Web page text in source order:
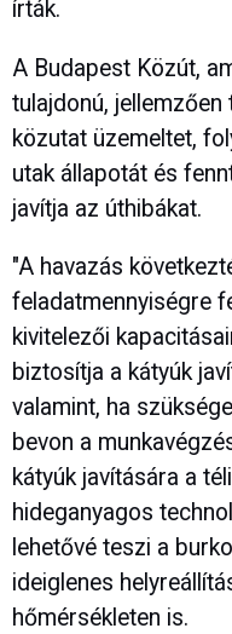
írták.
A Budapest Közút,
tulajdonú,
közutat üzemeltet,
utak állapotát és
javítja az úthibákat.
"A havazás
feladatmennyiségre
kivitelezői
biztosítja a kátyúk
valamint, ha
bevon a
kátyúk javítására a
hideganyagos
lehetővé teszi a
ideiglenes
hőmérsékleten is.